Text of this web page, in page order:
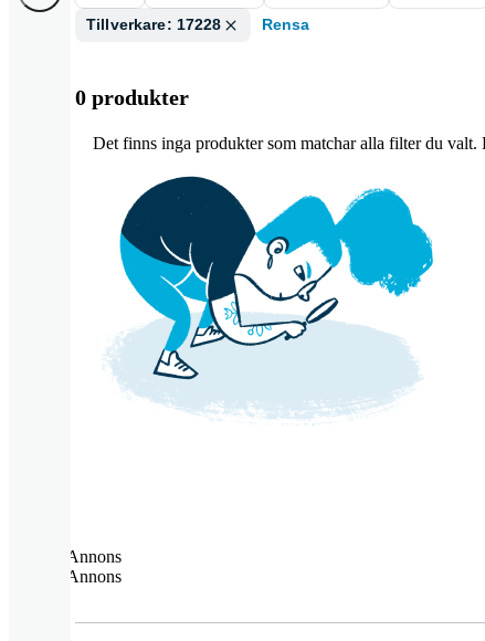
Tillverkare: 17228
Rensa
0 produkter
Det finns inga produkter som matchar alla filter du valt.
Annons
Annons